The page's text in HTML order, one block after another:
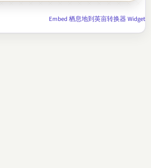
Embed 栖息地到英亩转换器 Widget